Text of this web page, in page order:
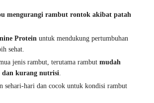
mengurangi rambut rontok akibat patah
Protein untuk mendukung pertumbuhan
sehat.
jenis rambut, terutama rambut mudah
kurang nutrisi.
sehari-hari dan cocok untuk kondisi rambut